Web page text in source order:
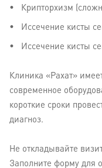
Крипторхизм
Иссечение кисты
Иссечение кисты
Клиника «Рахат»
современное
короткие сроки
диагноз.
Не откладывайте
Заполните форму для